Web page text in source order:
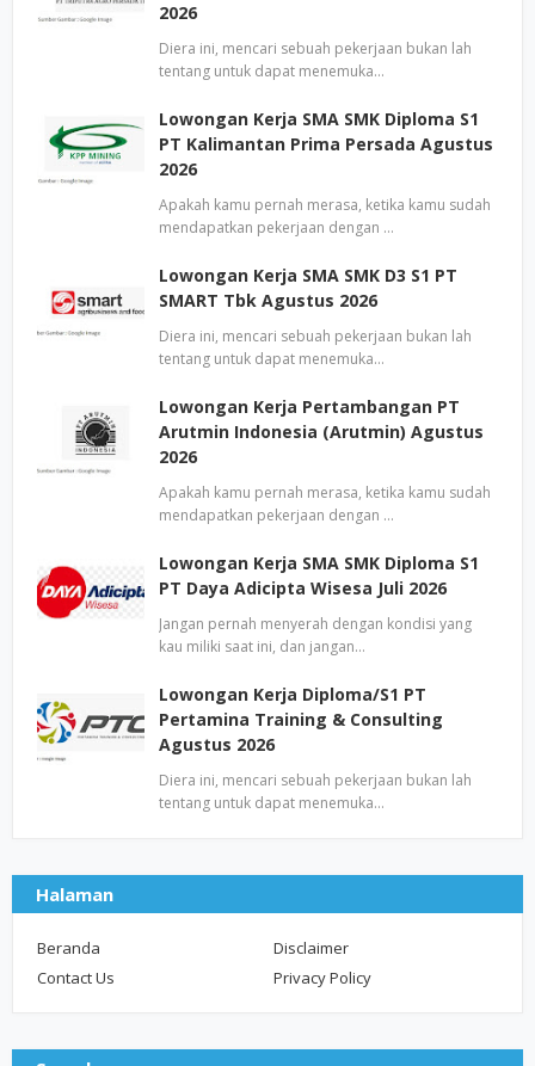
2026
Diera ini, mencari sebuah pekerjaan bukan lah
tentang untuk dapat menemuka…
Lowongan Kerja SMA SMK Diploma S1
PT Kalimantan Prima Persada Agustus
2026
Apakah kamu pernah merasa, ketika kamu sudah
mendapatkan pekerjaan dengan …
Lowongan Kerja SMA SMK D3 S1 PT
SMART Tbk Agustus 2026
Diera ini, mencari sebuah pekerjaan bukan lah
tentang untuk dapat menemuka…
Lowongan Kerja Pertambangan PT
Arutmin Indonesia (Arutmin) Agustus
2026
Apakah kamu pernah merasa, ketika kamu sudah
mendapatkan pekerjaan dengan …
Lowongan Kerja SMA SMK Diploma S1
PT Daya Adicipta Wisesa Juli 2026
Jangan pernah menyerah dengan kondisi yang
kau miliki saat ini, dan jangan…
Lowongan Kerja Diploma/S1 PT
Pertamina Training & Consulting
Agustus 2026
Diera ini, mencari sebuah pekerjaan bukan lah
tentang untuk dapat menemuka…
Halaman
Beranda
Disclaimer
Contact Us
Privacy Policy